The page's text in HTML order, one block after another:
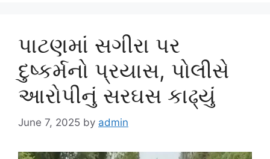
પાટણમાં સગીરા પર
દુષ્કર્મનો પ્રયાસ, પોલીસે
આરોપીનું સરઘસ કાઢ્યું
June 7, 2025 by admin